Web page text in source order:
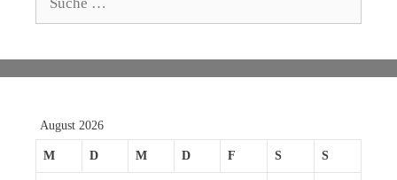
August 2026
M D M D F S S